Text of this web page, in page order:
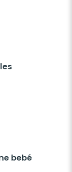
bebé